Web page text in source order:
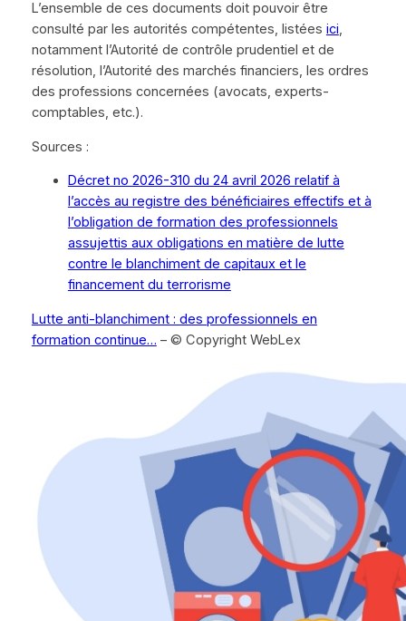
L’ensemble de ces documents doit pouvoir être
consulté par les autorités compétentes, listées ici,
notamment l’Autorité de contrôle prudentiel et de
résolution, l’Autorité des marchés financiers, les ordres
des professions concernées (avocats, experts-
comptables, etc.).
Sources :
Décret no 2026-310 du 24 avril 2026 relatif à
l’accès au registre des bénéficiaires effectifs et à
l’obligation de formation des professionnels
assujettis aux obligations en matière de lutte
contre le blanchiment de capitaux et le
financement du terrorisme
Lutte anti-blanchiment : des professionnels en
formation continue… – © Copyright WebLex